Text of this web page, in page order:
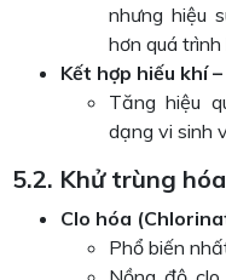
nhưng hiệu
hơn quá trình
Kết hợp hiếu khí
Tăng hiệu
dạng vi sinh
5.2. Khử trùng
Clo hóa
Phổ biến